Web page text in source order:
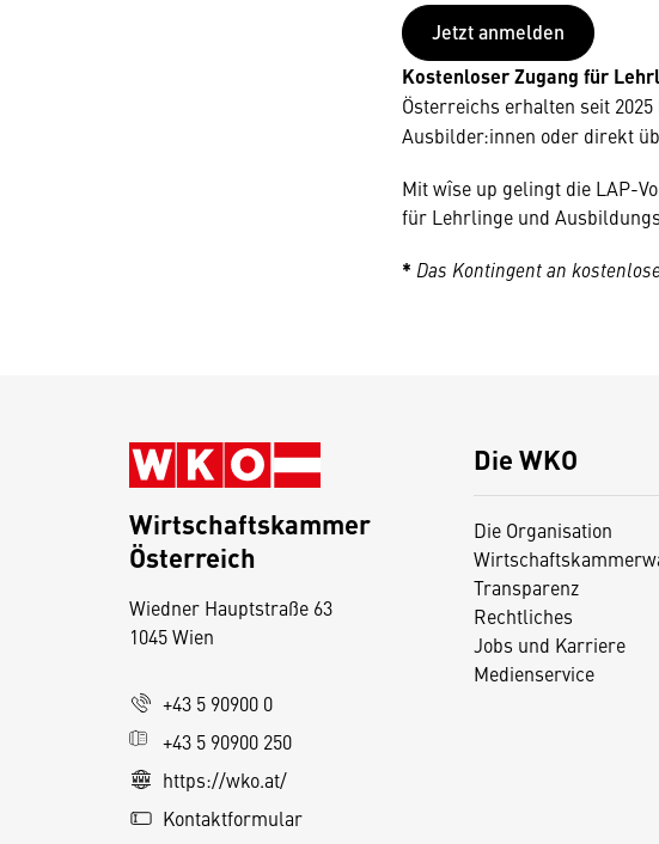
Jetzt anmelden
Kostenloser Zugang für
Österreichs erhalten seit
Ausbilder:innen oder direkt
Mit wîse up gelingt die LAP-
für Lehrlinge und
* Das Kontingent an
Die WKO
Die Organisation
Transparenz
Rechtliches
Jobs und Karriere
Medienservice
Wirtschaftskammer
Österreich
Wiedner Hauptstraße 63
1045 Wien
+43 5 90900 0
+43 5 90900 250
https://wko.at/
Kontaktformular